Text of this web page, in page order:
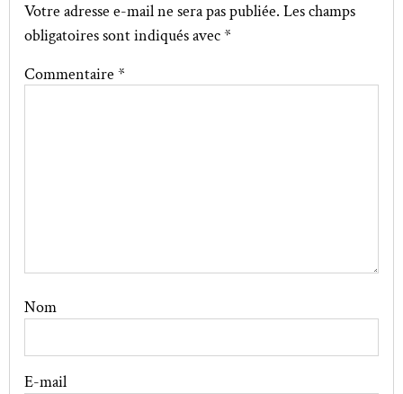
Votre adresse e-mail ne sera pas publiée. Les champs
obligatoires sont indiqués avec*
Commentaire *
Nom
E-mail